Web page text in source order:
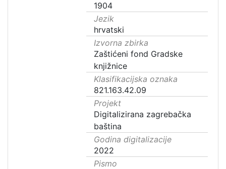
1904
Jezik
hrvatski
Izvorna zbirka
Zaštićeni fond Gradske
knjižnice
Klasifikacijska oznaka
821.163.42.09
Projekt
Digitalizirana zagrebačka
baština
Godina digitalizacije
2022
Pismo